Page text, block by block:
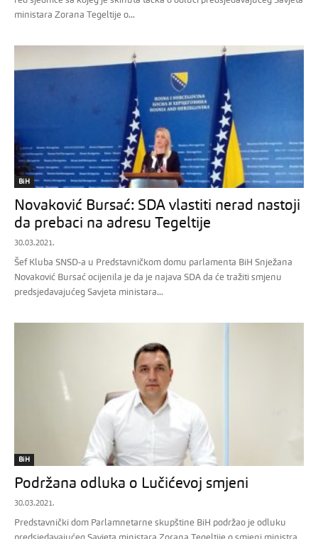
ministara Zorana Tegeltije o...
BiH
Novaković Bursać: SDA vlastiti nerad nastoji
da prebaci na adresu Tegeltije
30.03.2021.
Šef Kluba SNSD-a u Predstavničkom domu parlamenta BiH Snježana
Novaković Bursać ocijenila je da je najava SDA da će tražiti smjenu
predsjedavajućeg Savjeta ministara...
BiH
Podržana odluka o Lučićevoj smjeni
30.03.2021.
Predstavnički dom Parlamnetarne skupštine BiH podržao je odluku